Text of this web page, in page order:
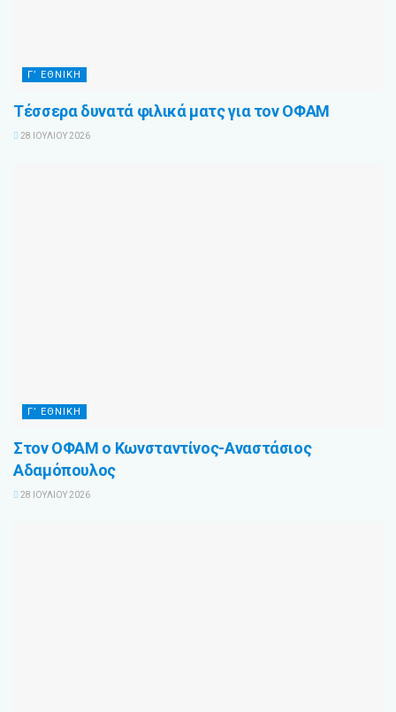
Γ’ ΕΘΝΙΚΗ
Τέσσερα δυνατά φιλικά ματς για τον ΟΦΑΜ
28 ΙΟΥΛΊΟΥ 2026
Γ’ ΕΘΝΙΚΗ
Στον ΟΦΑΜ ο Κωνσταντίνος-Αναστάσιος
Αδαμόπουλος
28 ΙΟΥΛΊΟΥ 2026